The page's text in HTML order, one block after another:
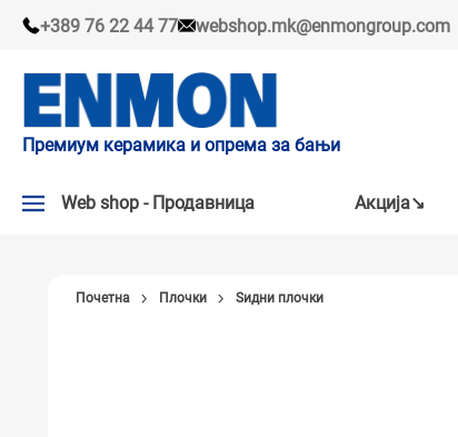
+389 76 22 44 77 webshop.mk@enmongroup.com
Премиум керамика и опрема за бањи
Web shop - Продавница
НАШИ ПРЕПОРАКИ
Акцијa↘
Почетна Плочки Ѕидни плочки